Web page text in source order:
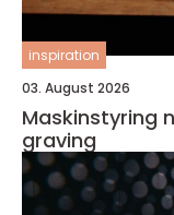
inspiration
03. August 2026
Maskinstyring nøkkelen til presis og effektiv
graving